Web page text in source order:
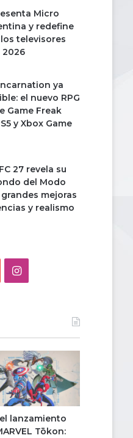
Micro
y redefine
televisores
2026
ya
el nuevo RPG
Game Freak
y Xbox Game
27 revela su
del Modo
mejoras
y realismo
Instagram
lanzamiento
Tōkon: